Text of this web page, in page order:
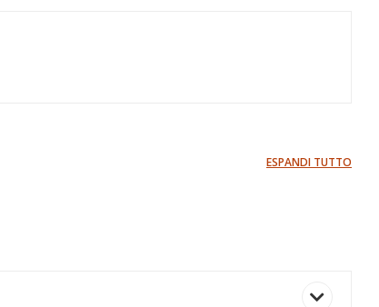
ESPANDI TUTTO